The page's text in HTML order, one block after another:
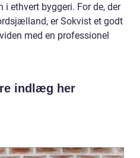
ethvert byggeri. For de, der
er Sokvist et godt
med en professionel
indlæg her